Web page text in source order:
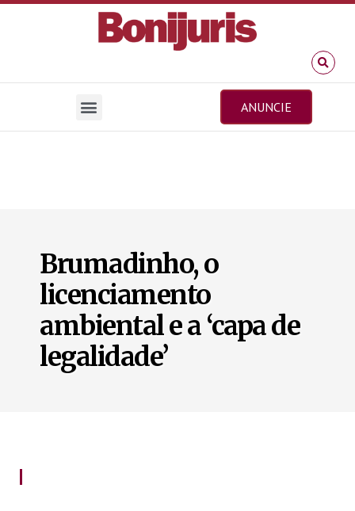
ANUNCIE
Brumadinho, o
licenciamento
ambiental e a ‘capa de
legalidade’